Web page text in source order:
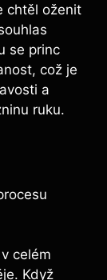
chtěl oženit
se princ
což je
a
ruku.
celém
Když